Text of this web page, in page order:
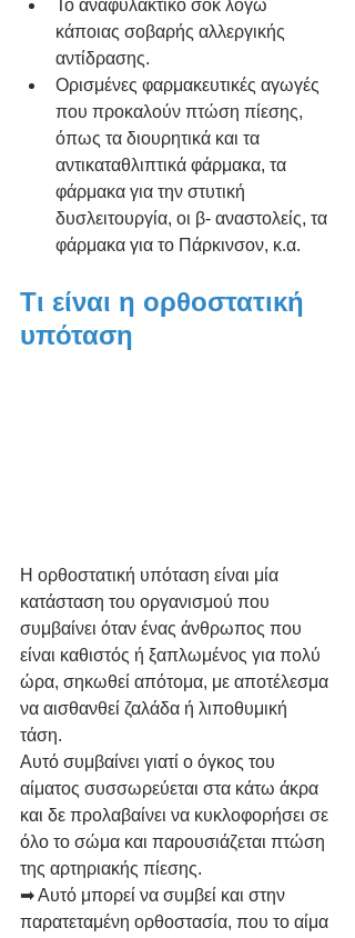
Το αναφυλακτικό σοκ λόγω
κάποιας σοβαρής αλλεργικής
αντίδρασης.
Ορισμένες φαρμακευτικές αγωγές
που προκαλούν πτώση πίεσης,
όπως τα διουρητικά και τα
αντικαταθλιπτικά φάρμακα, τα
φάρμακα για την στυτική
δυσλειτουργία, οι β- αναστολείς, τα
φάρμακα για το Πάρκινσον, κ.α.
Τι είναι η ορθοστατική
υπόταση
Η ορθοστατική υπόταση είναι μία
κατάσταση του οργανισμού που
συμβαίνει όταν ένας άνθρωπος που
είναι καθιστός ή ξαπλωμένος για πολύ
ώρα, σηκωθεί απότομα, με αποτέλεσμα
να αισθανθεί ζαλάδα ή λιποθυμική
τάση.
Αυτό συμβαίνει γιατί ο όγκος του
αίματος συσσωρεύεται στα κάτω άκρα
και δε προλαβαίνει να κυκλοφορήσει σε
όλο το σώμα και παρουσιάζεται πτώση
της αρτηριακής πίεσης.
➡ Αυτό μπορεί να συμβεί και στην
παρατεταμένη ορθοστασία, που το αίμα